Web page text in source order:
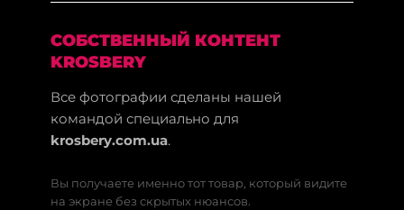
СОБСТВЕННЫЙ КОНТЕНТ
KROSBERY
Все фотографии сделаны нашей
командой специально для
krosbery.com.ua.
Вы получаете именно тот товар, который видите
на экране без скрытых нюансов.